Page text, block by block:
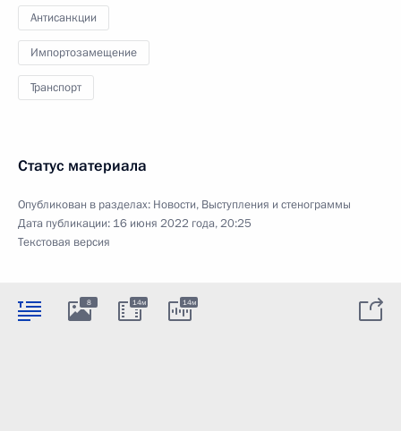
Антисанкции
Импортозамещение
Транспорт
Статус материала
Опубликован в разделах: Новости, Выступления и стенограммы
Дата публикации: 16 июня 2022 года, 20:25
Текстовая версия
8 14м 14м